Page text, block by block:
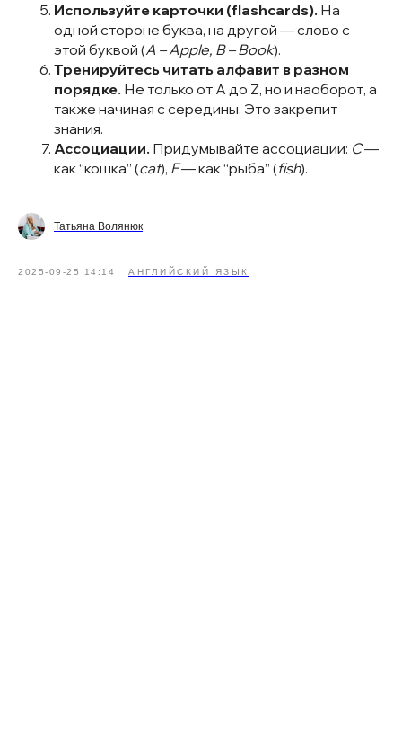
Используйте карточки (flashcards). На
одной стороне буква, на другой — слово с
этой буквой (A – Apple, B – Book).
Тренируйтесь читать алфавит в разном
порядке. Не только от A до Z, но и наоборот, а
также начиная с середины. Это закрепит
знания.
Ассоциации. Придумывайте ассоциации: C—
как “кошка” (cat), F— как “рыба” (fish).
Татьяна Волянюк
2025-09-25 14:14 АНГЛИЙСКИЙ ЯЗЫК